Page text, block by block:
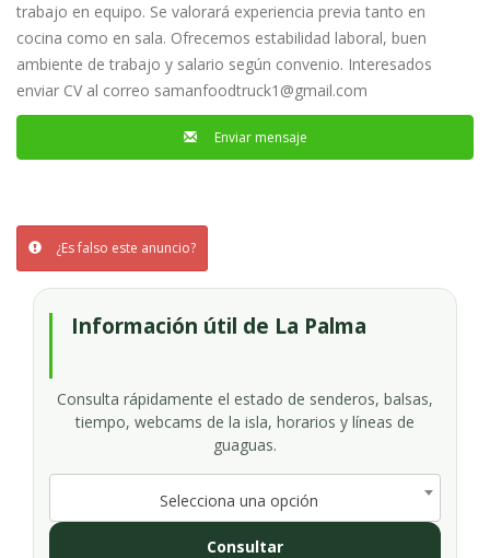
trabajo en equipo. Se valorará experiencia previa tanto en
cocina como en sala. Ofrecemos estabilidad laboral, buen
ambiente de trabajo y salario según convenio. Interesados
enviar CV al correo samanfoodtruck1@gmail.com
Enviar mensaje
¿Es falso este anuncio?
Información útil de La Palma
Consulta rápidamente el estado de senderos, balsas,
tiempo, webcams de la isla, horarios y líneas de
guaguas.
Selecciona una opción
Consultar